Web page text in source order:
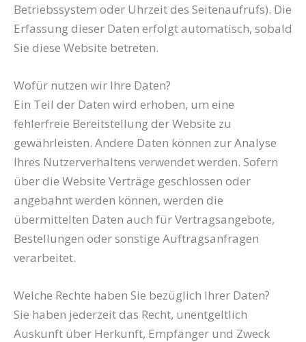
Betriebssystem oder Uhrzeit des Seitenaufrufs). Die
Erfassung dieser Daten erfolgt automatisch, sobald
Sie diese Website betreten.
Wofür nutzen wir Ihre Daten?
Ein Teil der Daten wird erhoben, um eine
fehlerfreie Bereitstellung der Website zu
gewährleisten. Andere Daten können zur Analyse
Ihres Nutzerverhaltens verwendet werden. Sofern
über die Website Verträge geschlossen oder
angebahnt werden können, werden die
übermittelten Daten auch für Vertragsangebote,
Bestellungen oder sonstige Auftragsanfragen
verarbeitet.
Welche Rechte haben Sie bezüglich Ihrer Daten?
Sie haben jederzeit das Recht, unentgeltlich
Auskunft über Herkunft, Empfänger und Zweck